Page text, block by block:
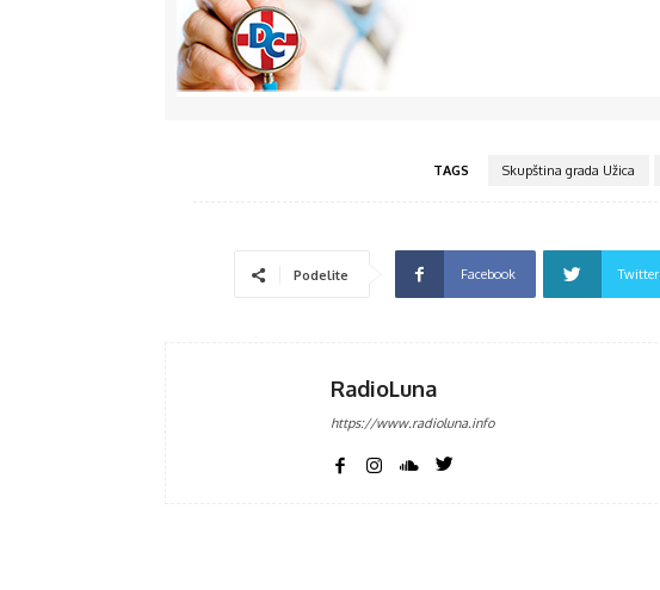
TAGS Skupština grada Užica
Podelite Facebook Twitter
RadioLuna
https://www.radioluna.info